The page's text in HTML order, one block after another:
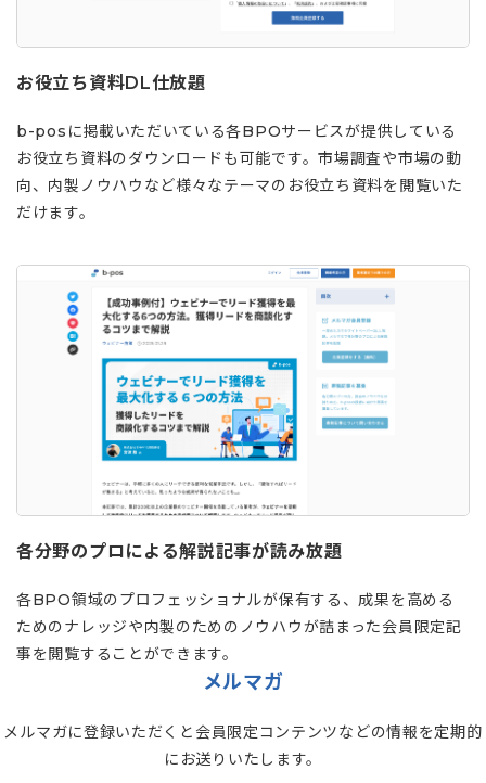
お役立ち資料DL仕放題
b-posに掲載いただいている各BPOサービスが提供している
お役立ち資料のダウンロードも可能です。市場調査や市場の動
向、内製ノウハウなど様々なテーマのお役立ち資料を閲覧いた
だけます。
各分野のプロによる解説記事が読み放題
各BPO領域のプロフェッショナルが保有する、成果を高める
ためのナレッジや内製のためのノウハウが詰まった会員限定記
事を閲覧することができます。
メルマガ
メルマガに登録いただくと会員限定コンテンツなどの情報を定期的
にお送りいたします。